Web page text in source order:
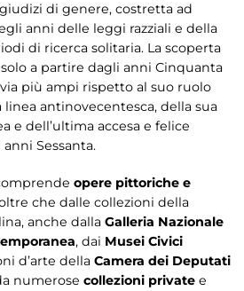
di genere, costretta ad
anni delle leggi razziali e della
di ricerca solitaria. La scoperta
a partire dagli anni Cinquanta
più ampi rispetto al suo ruolo
antinovecentesca, della sua
e dell’ultima accesa e felice
Sessanta.
opere pittoriche e
che dalle collezioni della
anche dalla Galleria Nazionale
, dai Musei Civici
d’arte della Camera dei Deputati
numerose collezioni private e